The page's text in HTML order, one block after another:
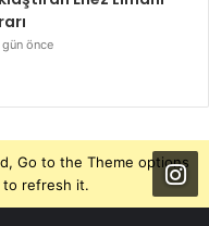
gün önce
Go to the Theme options
to refresh it.